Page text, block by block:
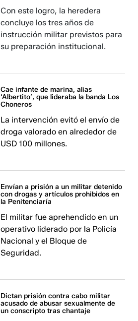
Con este logro, la heredera
concluye los tres años de
instrucción militar previstos para
su preparación institucional.
Cae infante de marina, alias
‘Albertito’, que lideraba la banda Los
Choneros
La intervención evitó el envío de
droga valorado en alrededor de
USD 100 millones.
Envían a prisión a un militar detenido
con drogas y artículos prohibidos en
la Penitenciaría
El militar fue aprehendido en un
operativo liderado por la Policía
Nacional y el Bloque de
Seguridad.
Dictan prisión contra cabo militar
acusado de abusar sexualmente de
un conscripto tras chantaje